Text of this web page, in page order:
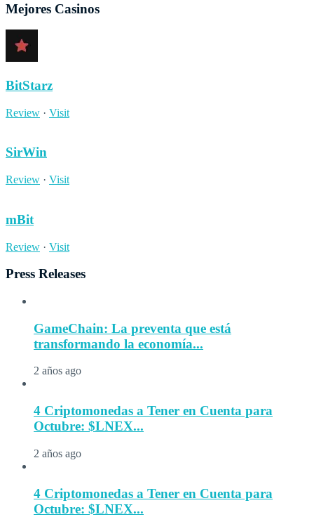
Mejores Casinos
BitStarz
Review · Visit
SirWin
Review · Visit
mBit
Review · Visit
Press Releases
GameChain: La preventa que está
transformando la economía...
2 años ago
4 Criptomonedas a Tener en Cuenta para
Octubre: $LNEX...
2 años ago
4 Criptomonedas a Tener en Cuenta para
Octubre: $LNEX...